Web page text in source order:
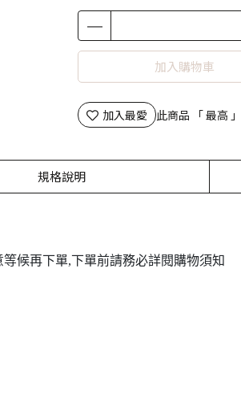
加入購物車
加入最愛 此商品 「 最高
規格說明
候再下單,下單前請務必詳閱購物須知